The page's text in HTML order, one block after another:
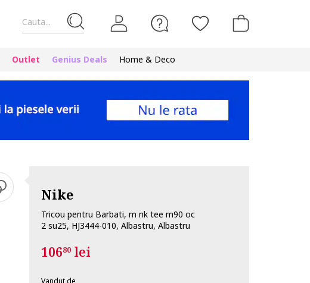
Cauta...
Outlet Genius Deals Home & Deco
Nike
Tricou pentru Barbati, m nk tee m90 oc
2 su25, HJ3444-010, Albastru, Albastru
10680lei
Vandut de